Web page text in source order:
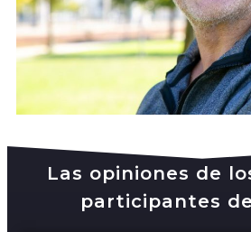
Las opiniones de
participantes